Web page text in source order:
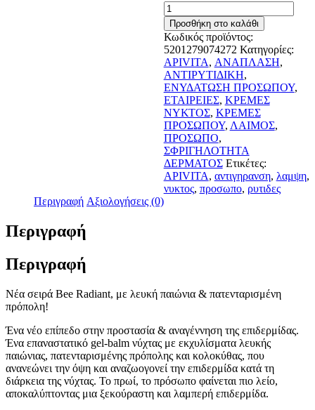
Apivita
Bee
Radiant
Peony
&
Patented
Propolis
Night
Gel-
Balm
Gel-
Balm
50ml
ποσότητα
Προσθήκη στο καλάθι
Κωδικός προϊόντος:
5201279074272 Κατηγορίες:
APIVITA, ΑΝΑΠΛΑΣΗ,
ΑΝΤΙΡΥΤΙΔΙΚΗ,
ΕΝΥΔΑΤΩΣΗ ΠΡΟΣΩΠΟΥ,
ΕΤΑΙΡΕΙΕΣ, ΚΡΕΜΕΣ
ΝΥΚΤΟΣ, ΚΡΕΜΕΣ
ΠΡΟΣΩΠΟΥ, ΛΑΙΜΟΣ,
ΠΡΟΣΩΠΟ,
ΣΦΡΙΓΗΛΟΤΗΤΑ
ΔΕΡΜΑΤΟΣ Ετικέτες:
APIVITA, αντιγηρανση, λαμψη,
νυκτος, προσωπο, ρυτιδες
Περιγραφή Αξιολογήσεις (0)
Περιγραφή
Περιγραφή
Nέα σειρά Bee Radiant, με λευκή παιώνια & πατενταρισμένη
πρόπολη!
Ένα νέο επίπεδο στην προστασία & αναγέννηση της επιδερμίδας.
Ένα επαναστατικό gel-balm νύχτας με εκχυλίσματα λευκής
παιώνιας, πατενταρισμένης πρόπολης και κολοκύθας, που
ανανεώνει την όψη και αναζωογονεί την επιδερμίδα κατά τη
διάρκεια της νύχτας. Το πρωί, το πρόσωπο φαίνεται πιο λείο,
αποκαλύπτοντας μια ξεκούραστη και λαμπερή επιδερμίδα.